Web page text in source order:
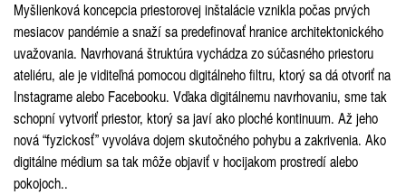
Myšlienková koncepcia priestorovej inštalácie vznikla počas prvých
mesiacov pandémie a snaží sa predefinovať hranice architektonického
uvažovania. Navrhovaná štruktúra vychádza zo súčasného priestoru
ateliéru, ale je viditeľná pomocou digitálneho filtru, ktorý sa dá otvoriť na
Instagrame alebo Facebooku. Vďaka digitálnemu navrhovaniu, sme tak
schopní vytvoriť priestor, ktorý sa javí ako ploché kontinuum. Až jeho
nová “fyzickosť” vyvoláva dojem skutočného pohybu a zakrivenia. Ako
digitálne médium sa tak môže objaviť v hocijakom prostredí alebo
pokojoch..